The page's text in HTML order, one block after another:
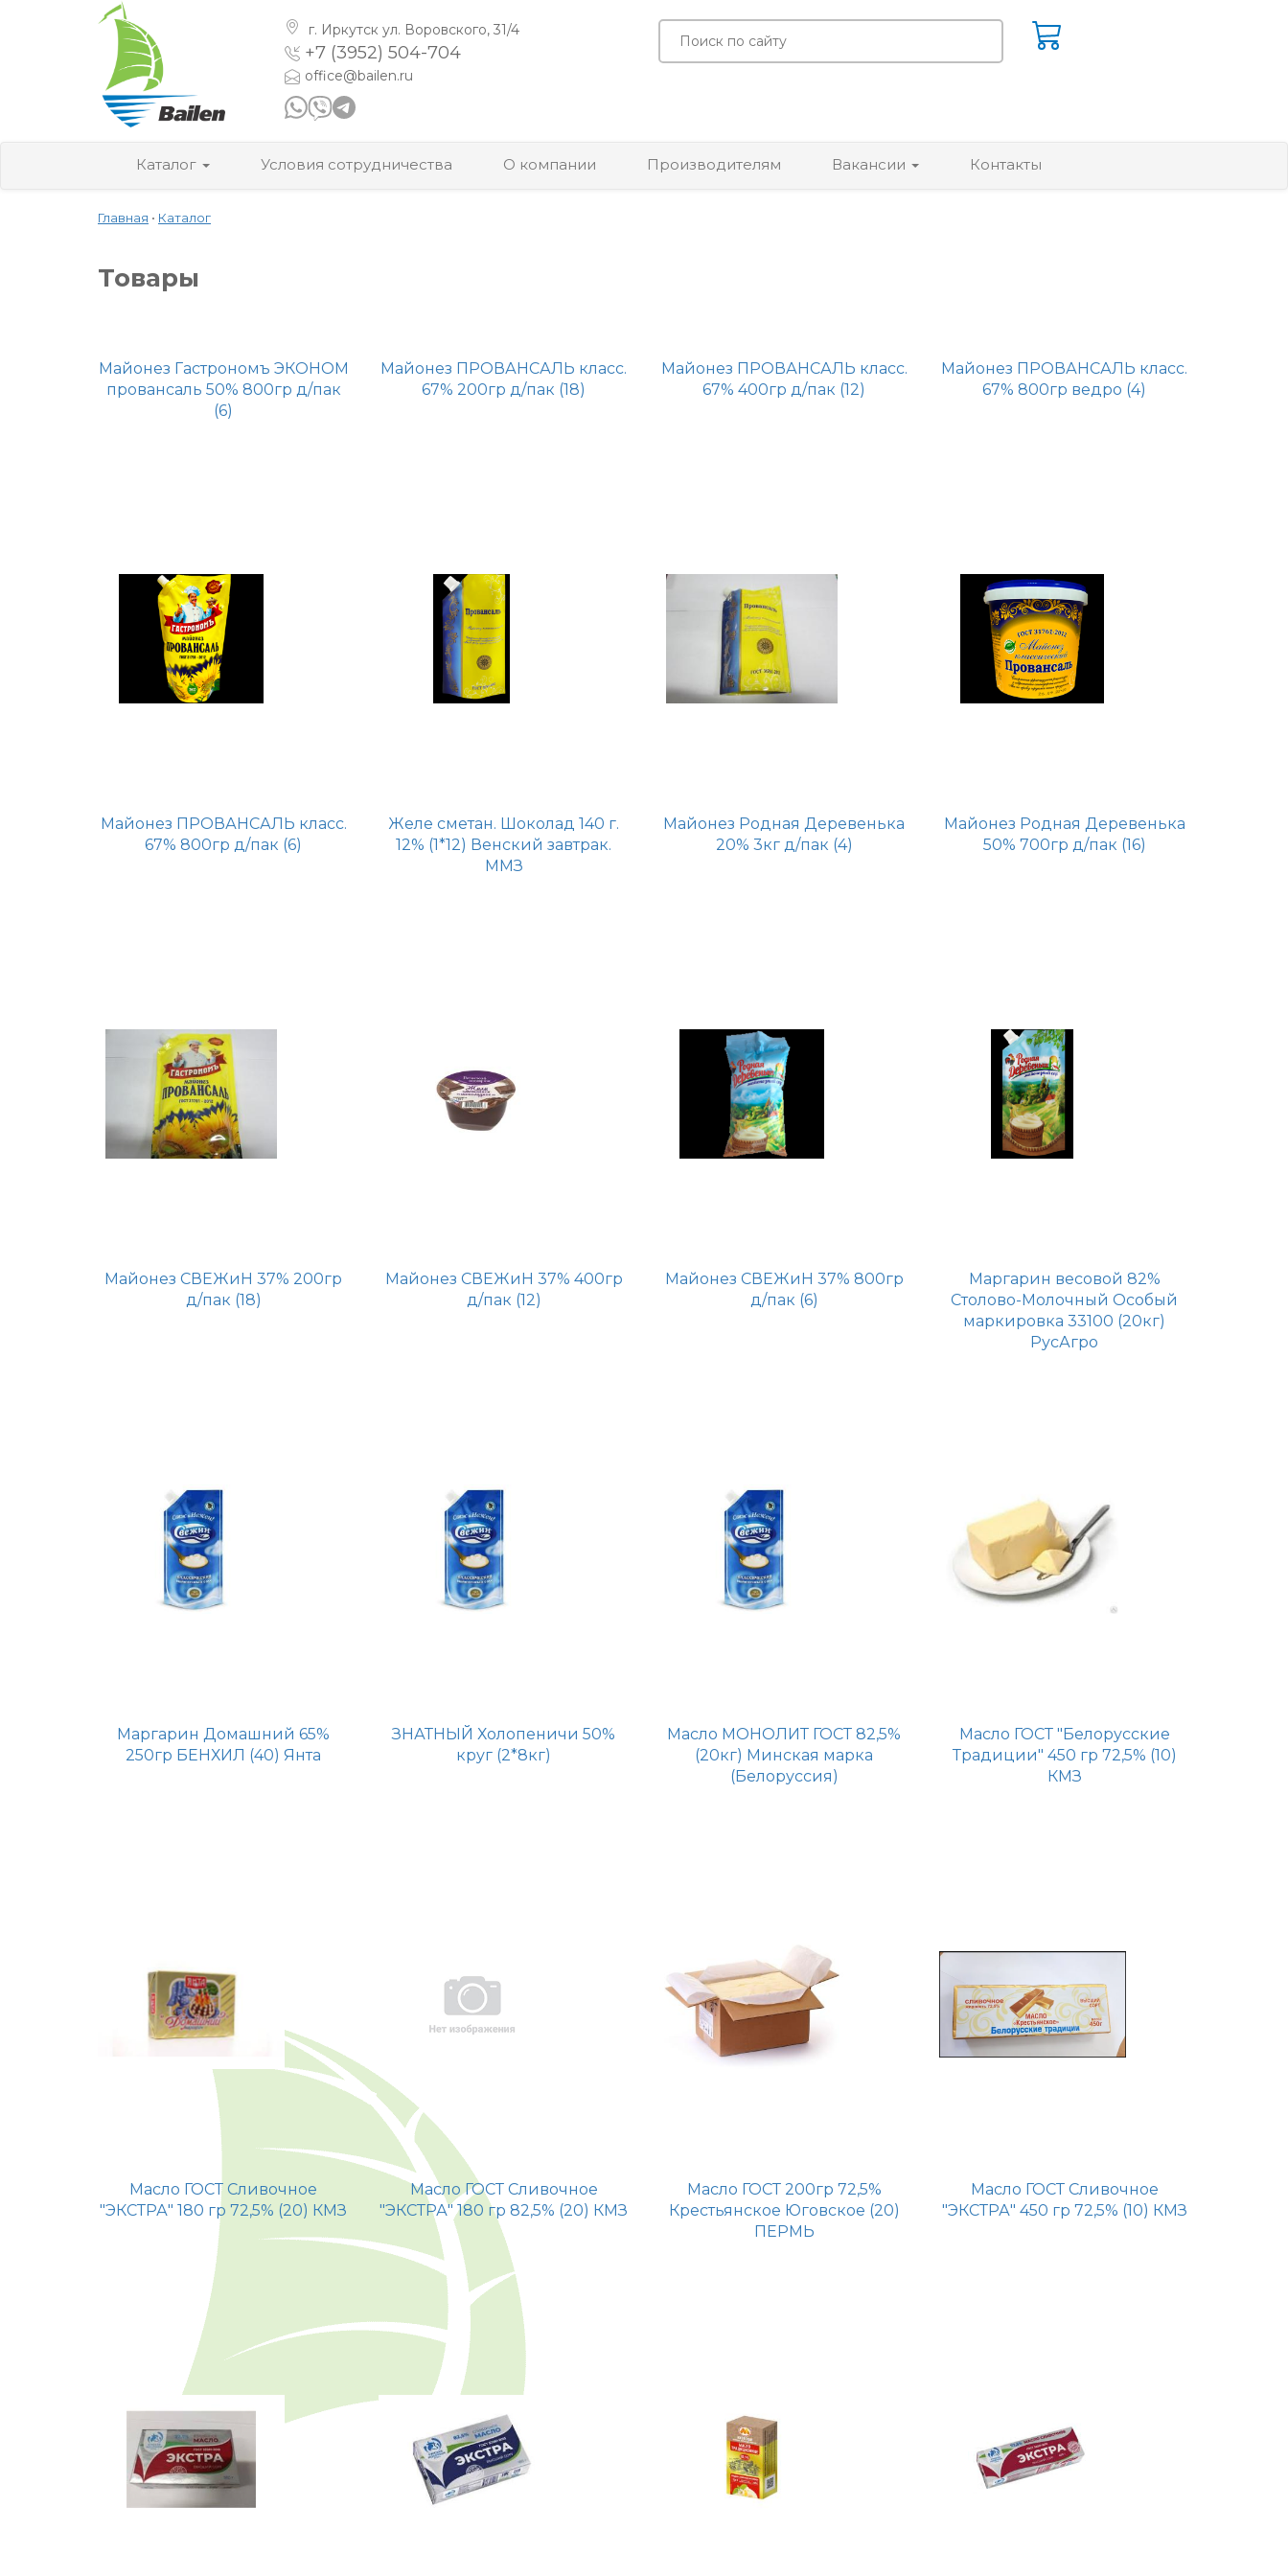
г. Иркутск ул. Воровского, 31/4
+7 (3952) 504-704
office@bailen.ru
Каталог Условия сотрудничества О компании Производителям Вакансии Контакты
Главная • Каталог
Товары
Майонез Гастрономъ ЭКОНОМ
провансаль 50% 800гр д/пак
(6)
Майонез ПРОВАНСАЛЬ класс.
67% 200гр д/пак (18)
Майонез ПРОВАНСАЛЬ класс.
67% 400гр д/пак (12)
Майонез ПРОВАНСАЛЬ класс.
67% 800гр ведро (4)
Майонез ПРОВАНСАЛЬ класс.
67% 800гр д/пак (6)
Желе сметан. Шоколад 140 г.
12% (1*12) Венский завтрак.
ММЗ
Майонез Родная Деревенька
20% 3кг д/пак (4)
Майонез Родная Деревенька
50% 700гр д/пак (16)
Майонез СВЕЖиН 37% 200гр
д/пак (18)
Майонез СВЕЖиН 37% 400гр
д/пак (12)
Майонез СВЕЖиН 37% 800гр
д/пак (6)
Маргарин весовой 82%
Столово-Молочный Особый
маркировка 33100 (20кг)
РусАгро
Маргарин Домашний 65%
250гр БЕНХИЛ (40) Янта
ЗНАТНЫЙ Холопеничи 50%
круг (2*8кг)
Масло МОНОЛИТ ГОСТ 82,5%
(20кг) Минская марка
(Белоруссия)
Масло ГОСТ "Белорусские
Традиции" 450 гр 72,5% (10)
КМЗ
Масло ГОСТ Сливочное
"ЭКСТРА" 180 гр 72,5% (20) КМЗ
Масло ГОСТ Сливочное
"ЭКСТРА" 180 гр 82,5% (20) КМЗ
Масло ГОСТ 200гр 72,5%
Крестьянское Юговское (20)
ПЕРМЬ
Масло ГОСТ Сливочное
"ЭКСТРА" 450 гр 72,5% (10) КМЗ